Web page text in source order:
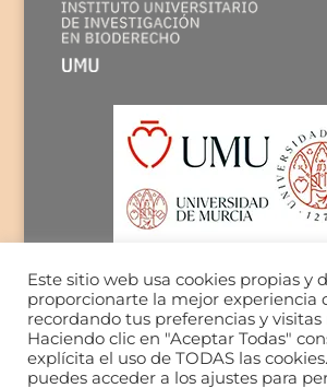
Este sitio web usa cookies propias y
proporcionarte la mejor experiencia
recordando tus preferencias y
Haciendo clic en "Aceptar Todas"
explícita el uso de TODAS las
puedes acceder a los ajustes para